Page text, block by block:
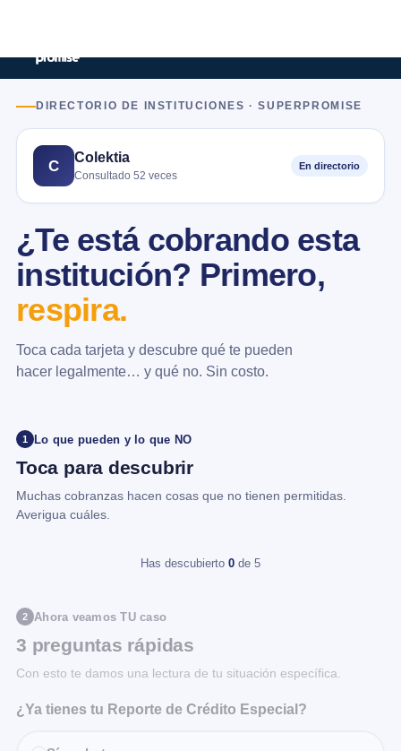
DIRECTORIO DE INSTITUCIONES · SUPERPROMISE
C
Colektia
Consultado 52 veces
En directorio
¿Te está cobrando esta
institución? Primero,
respira.
Toca cada tarjeta y descubre qué te pueden
hacer legalmente… y qué no. Sin costo.
1 Lo que pueden y lo que NO
Toca para descubrir
Muchas cobranzas hacen cosas que no tienen permitidas.
Averigua cuáles.
Has descubierto 0 de 5
2 Ahora veamos TU caso
3 preguntas rápidas
Con esto te damos una lectura de tu situación específica.
¿Ya tienes tu Reporte de Crédito Especial?